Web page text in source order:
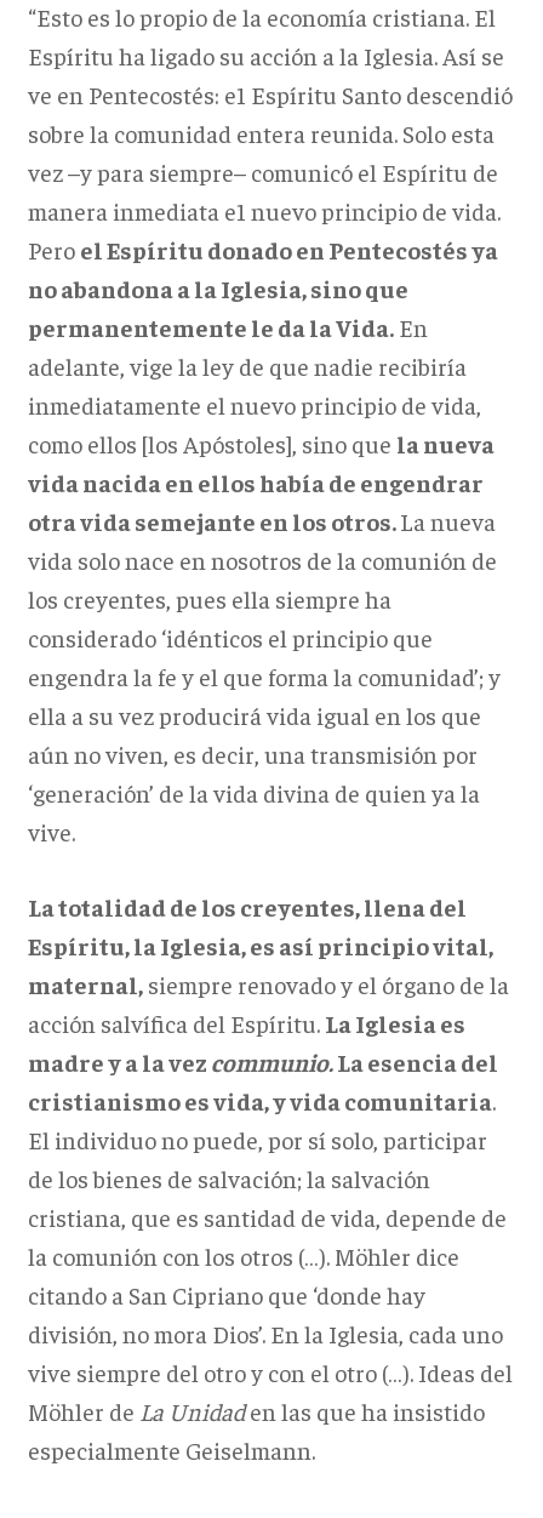
“Esto es lo propio de la economía cristiana. El
Espíritu ha ligado su acción a la Iglesia. Así se
ve en Pentecostés: e1 Espíritu Santo descendió
sobre la comunidad entera reunida. Solo esta
vez –y para siempre– comunicó el Espíritu de
manera inmediata e1 nuevo principio de vida.
Pero el Espíritu donado en Pentecostés ya
no abandona a la Iglesia, sino que
permanentemente le da la Vida.En
adelante, vige la ley de que nadie recibiría
inmediatamente el nuevo principio de vida,
como ellos [los Apóstoles], sino que la nueva
vida nacida en ellos había de engendrar
otra vida semejante en los otros.La nueva
vida solo nace en nosotros de la comunión de
los creyentes, pues ella siempre ha
considerado ‘idénticos el principio que
engendra la fe y el que forma la comunidad’; y
ella a su vez producirá vida igual en los que
aún no viven, es decir, una transmisión por
‘generación’ de la vida divina de quien ya la
vive.
La totalidad de los creyentes, llena del
Espíritu, la Iglesia, es así principio vital,
maternal,siempre renovado y el órgano de la
acción salvífica del Espíritu. La Iglesia es
madre y a la vez communio.La esencia del
cristianismo es vida, y vida comunitaria.
El individuo no puede, por sí solo, participar
de los bienes de salvación; la salvación
cristiana, que es santidad de vida, depende de
la comunión con los otros (…). Möhler dice
citando a San Cipriano que ‘donde hay
división, no mora Dios’. En la Iglesia, cada uno
vive siempre del otro y con el otro (…). Ideas del
Möhler de La Unidaden las que ha insistido
especialmente Geiselmann.